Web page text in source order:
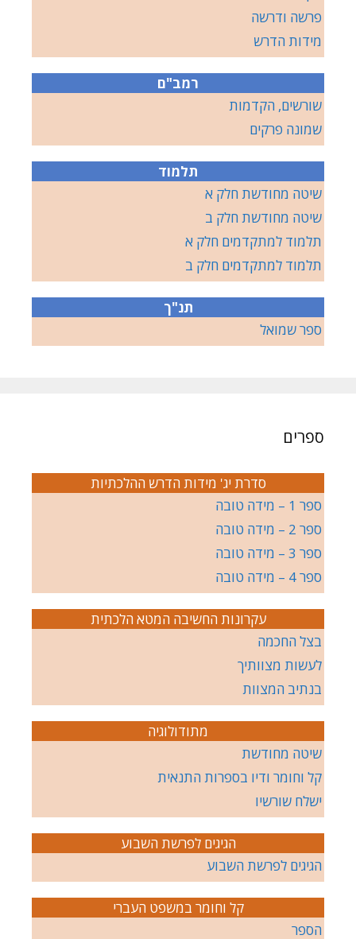
פרשה ודרשה
מידות הדרש
רמב"ם
שורשים, הקדמות
שמונה פרקים
תלמוד
שיטה מחודשת חלק א
שיטה מחודשת חלק ב
תלמוד למתקדמים חלק א
תלמוד למתקדמים חלק ב
תנ"ך
ספר שמואל
ספרים
סדרת יג' מידות הדרש ההלכתיות
ספר 1 – מידה טובה
ספר 2 – מידה טובה
ספר 3 – מידה טובה
ספר 4 – מידה טובה
עקרונות החשיבה המטא הלכתית
בצל החכמה
לעשות מצוותיך
בנתיב המצוות
מתודולוגיה
שיטה מחודשת
קל וחומר ודיו בספרות התנאית
ישלח שורשיו
הגיגים לפרשת השבוע
הגיגים לפרשת השבוע
קל וחומר במשפט העברי
הספר